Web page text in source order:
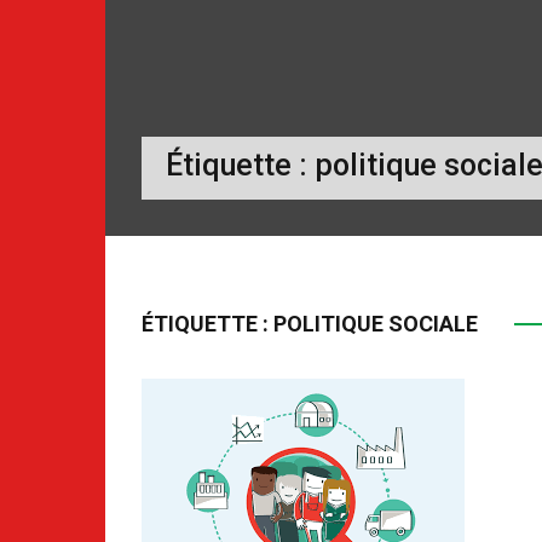
Étiquette : politique sociale
ÉTIQUETTE : POLITIQUE SOCIALE